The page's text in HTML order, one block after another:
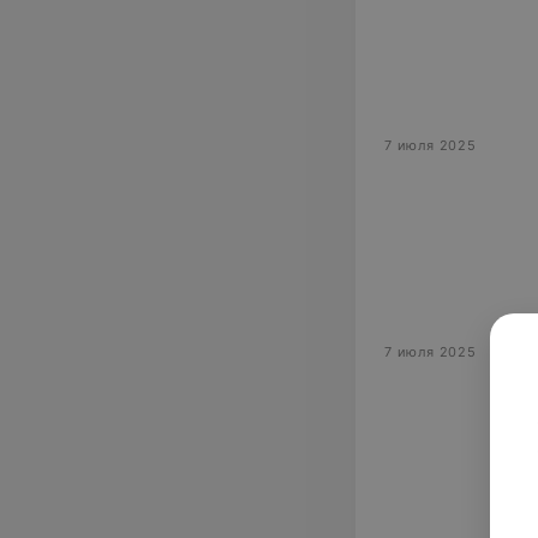
7 июля 2025
7 июля 2025